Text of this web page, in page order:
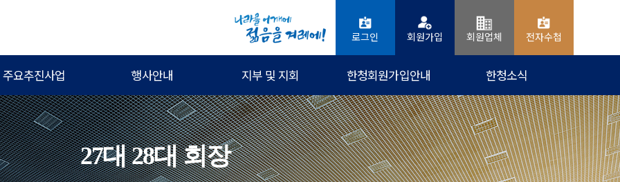
로그인 회원가입 회원업체 전자수첩
주요추진사업 행사안내 지부 및 지회 한청회원가입안내 한청소식
27대 28대 회장